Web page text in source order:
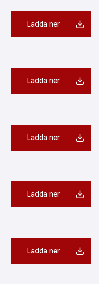
Ladda ner
Ladda ner
Ladda ner
Ladda ner
Ladda ner